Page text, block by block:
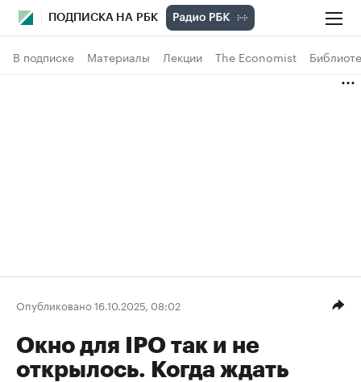
ПОДПИСКА НА РБК
В подписке Материалы Лекции The Economist
Опубликовано 16.10.2025, 08:02
Окно для IPO так и не
открылось. Когда ждать